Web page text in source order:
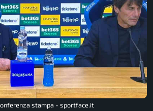
stampa - sportface.it